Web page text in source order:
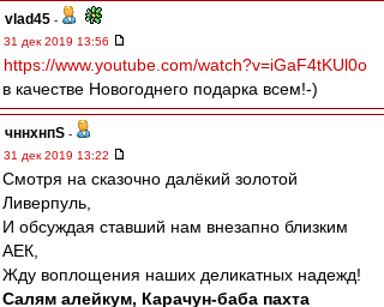
vlad45 -
31 дек 2019 13:56
https://www.youtube.com/watch?v=iGaF4tKUl0o
в качестве Новогоднего подарка всем!-)
чннхнпS -
31 дек 2019 13:22
Смотря на сказочно далёкий золотой
Ливерпуль,
И обсуждая ставший нам внезапно близким
АЕК,
Жду воплощения наших деликатных надежд!
Салям алейкум, Карачун-баба пахта